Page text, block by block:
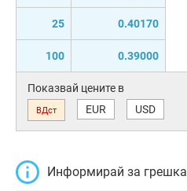
25 0.40170
100 0.39000
Показвай цените в
ВДст EUR USD
Информирай за грешка